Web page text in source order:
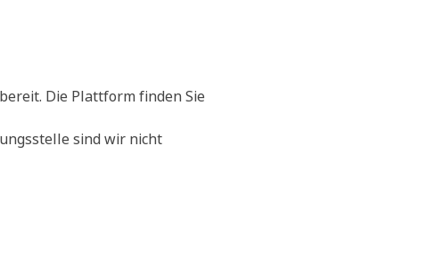
Die Plattform finden Sie
sind wir nicht